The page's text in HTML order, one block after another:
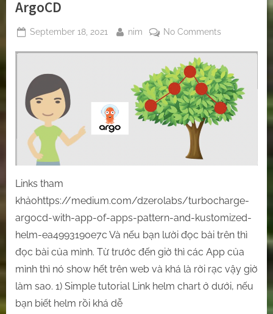
data!”
ArgoCD
Posted
September 18, 2021 By
nim No Commentson
kế
App
of
Apps
Links tham
khảohttps://medium.com/dzerolabs/turbocharge-
argocd-with-app-of-apps-pattern-and-kustomized-
helm-ea4993190e7c Và nếu bạn lười đọc bài trên thì
đọc bài của mình. Từ trước đến giờ thì các App của
mình thì nó show hết trên web và khá là rời rạc vậy giờ
làm sao. 1) Simple tutorial Link helm chart ở dưới, nếu
bạn biết helm rồi khá dễ